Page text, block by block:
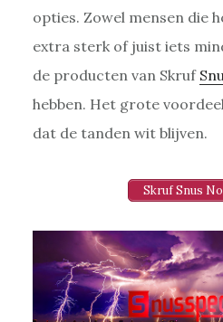
opties. Zowel mensen die
extra sterk of juist iets
de producten van Skruf
hebben. Het grote
dat de tanden wit blijven.
Skruf Snus